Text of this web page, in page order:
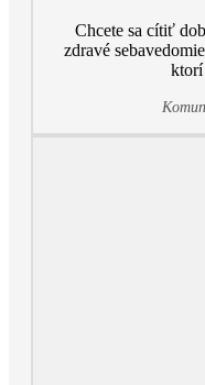
Chcete sa cítiť
zdravé
ktorí